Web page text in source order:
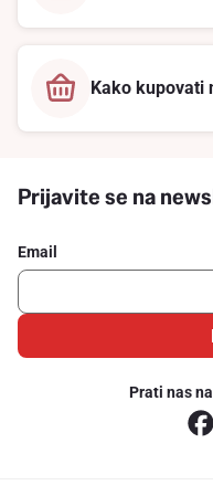
Kako kupovati
Prijavite se na
Email
Prati nas